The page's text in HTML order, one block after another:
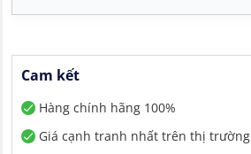
Cam kết
Hàng chính hãng 100%
Giá cạnh tranh nhất trên thị trường